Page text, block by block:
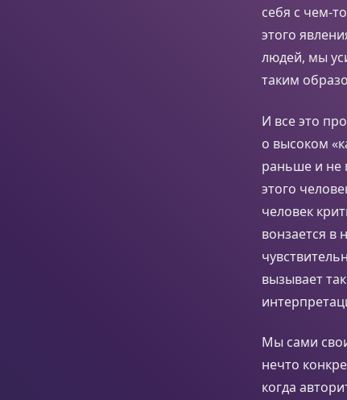
себя с чем-
этого
людей, мы
таким
И все это
о высоком
раньше и не
этого
человек
вонзается в
вызывает
Мы сами
нечто
когда